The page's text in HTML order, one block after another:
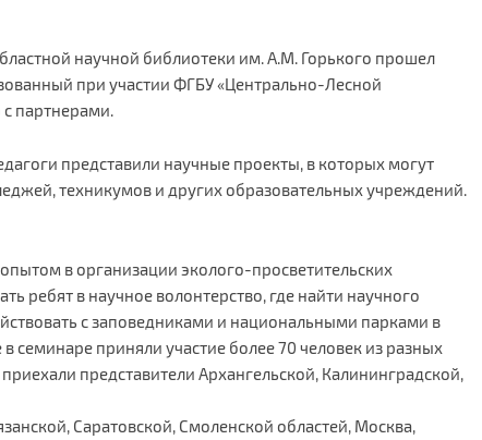
научной библиотеки им. А.М. Горького прошел
при участии ФГБУ «Центрально-Лесной
с партнерами.
представили научные проекты, в которых могут
техникумов и других образовательных учреждений.
в организации эколого-просветительских
ребят в научное волонтерство, где найти научного
с заповедниками и национальными парками в
приняли участие более 70 человек из разных
представители Архангельской, Калининградской,
Саратовской, Смоленской областей, Москва,